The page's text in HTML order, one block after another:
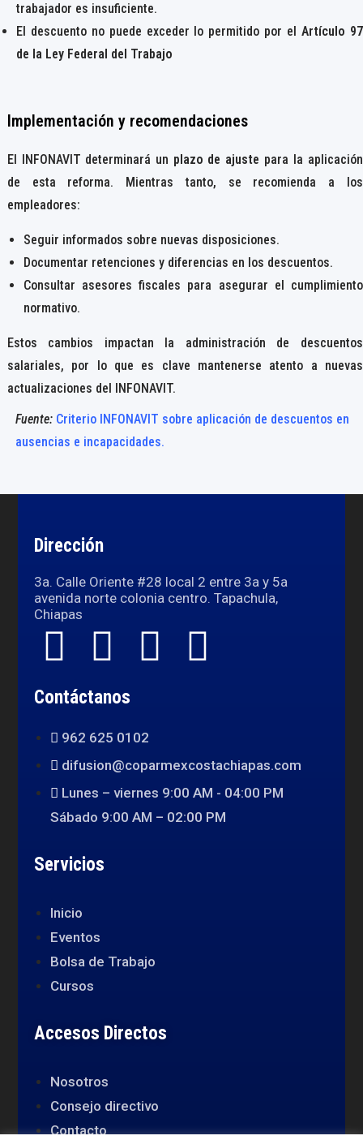
trabajador es insuficiente.
El descuento no puede exceder lo permitido por el Artículo 97
de la Ley Federal del Trabajo
Implementación y recomendaciones
El INFONAVIT determinará un plazo de ajuste para la aplicación
de esta reforma. Mientras tanto, se recomienda a los
empleadores:
Seguir informados sobre nuevas disposiciones.
Documentar retenciones y diferencias en los descuentos.
Consultar asesores fiscales para asegurar el cumplimiento
normativo.
Estos cambios impactan la administración de descuentos
salariales, por lo que es clave mantenerse atento a nuevas
actualizaciones del INFONAVIT.
Fuente: Criterio INFONAVIT sobre aplicación de descuentos en
ausencias e incapacidades.
Dirección
3a. Calle Oriente #28 local 2 entre 3a y 5a
avenida norte colonia centro. Tapachula,
Chiapas
Contáctanos
962 625 0102
difusion@coparmexcostachiapas.com
Lunes – viernes 9:00 AM - 04:00 PM
Sábado 9:00 AM – 02:00 PM
Servicios
Inicio
Eventos
Bolsa de Trabajo
Cursos
Accesos Directos
Nosotros
Consejo directivo
Contacto